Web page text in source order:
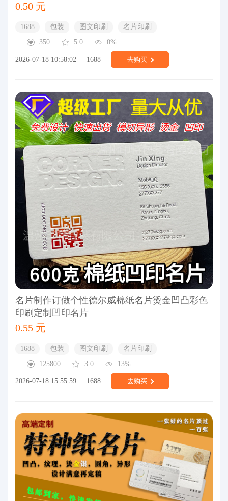
0.50 元
1688 包装 图文印刷
名片印刷
350
5.0 0%
2026-07-18 10:58:02 1688 去购买
名片制作订做个性德尔威棉纸名片烫金凹凸彩色
印刷定制凹印名片
0.55 元
1688 包装 图文印刷
名片印刷
125800
3.0 13%
2026-07-18 15:55:59 1688 去购买